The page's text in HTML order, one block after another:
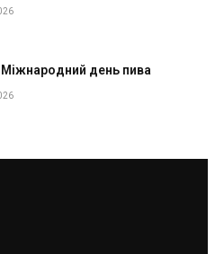
Міжнародний день пива